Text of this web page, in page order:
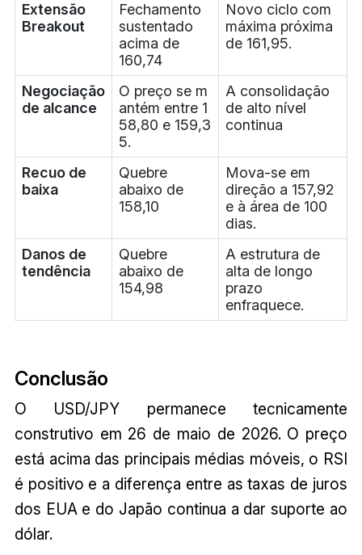
Extensão
Breakout
Fechamento
sustentado
acima de
160,74
Novo ciclo com
máxima próxima
de 161,95.
Negociação
de alcance
O preço se m
antém entre 1
58,80 e 159,3
5.
A consolidação
de alto nível
continua
Recuo de
baixa
Quebre
abaixo de
158,10
Mova-se em
direção a 157,92
e à área de 100
dias.
Danos de
tendência
Quebre
abaixo de
154,98
A estrutura de
alta de longo
prazo
enfraquece.
Conclusão
O USD/JPY permanece tecnicamente
construtivo em 26 de maio de 2026. O preço
está acima das principais médias móveis, o RSI
é positivo e a diferença entre as taxas de juros
dos EUA e do Japão continua a dar suporte ao
dólar.